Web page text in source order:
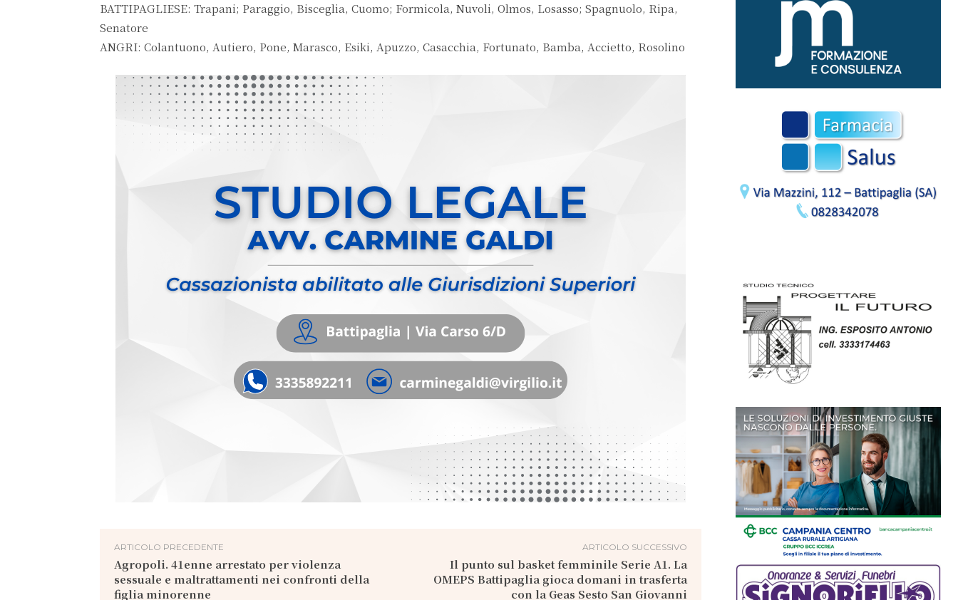
BATTIPAGLIESE: Trapani; Paraggio, Bisceglia, Cuomo; Formicola, Nuvoli, Olmos, Losasso; Spagnuolo, Ripa,
Senatore
ANGRI: Colantuono, Autiero, Pone, Marasco, Esiki, Apuzzo, Casacchia, Fortunato, Bamba, Accietto, Rosolino
ARTICOLO PRECEDENTE
Agropoli. 41enne arrestato per violenza
sessuale e maltrattamenti nei confronti della
figlia minorenne
ARTICOLO SUCCESSIVO
Il punto sul basket femminile Serie A1. La
OMEPS Battipaglia gioca domani in trasferta
con la Geas Sesto San Giovanni